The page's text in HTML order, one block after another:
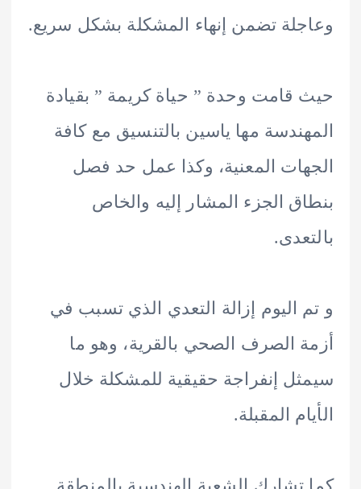
تضمن إنهاء المشكلة بشكل سريع.
قامت وحدة ” حياة كريمة ” بقيادة
مها ياسين بالتنسيق مع كافة
المعنية، وكذا عمل حد فصل
الجزء المشار إليه والخاص
اليوم إزالة التعدي الذي تسبب في
الصرف الصحي بالقرية، وهو ما
إنفراجة حقيقية للمشكلة خلال
المقبلة.